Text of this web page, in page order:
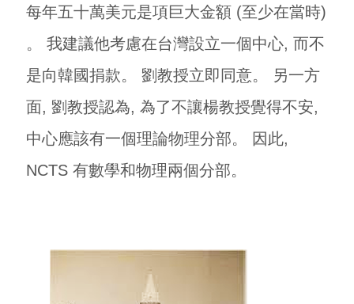
每年五十萬美元是項巨大金額 (至少在當時)
。 我建議他考慮在台灣設立一個中心, 而不
是向韓國捐款。 劉教授立即同意。 另一方
面, 劉教授認為, 為了不讓楊教授覺得不安,
中心應該有一個理論物理分部。 因此,
NCTS 有數學和物理兩個分部。